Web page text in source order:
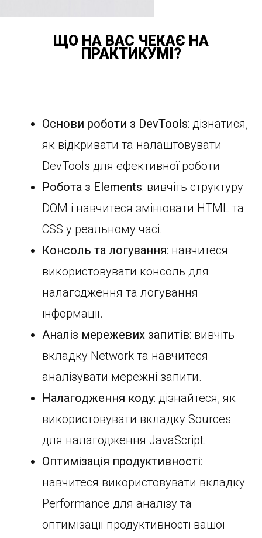
ЩО НА ВАС ЧЕКАЄ НА
ПРАКТИКУМІ?
Основи роботи з DevTools: дізнатися,
як відкривати та налаштовувати
DevTools для ефективної роботи
Робота з Elements: вивчіть структуру
DOM і навчитеся змінювати HTML та
CSS у реальному часі.
Консоль та логування: навчитеся
використовувати консоль для
налагодження та логування
інформації.
Аналіз мережевих запитів: вивчіть
вкладку Network та навчитеся
аналізувати мережні запити.
Налагодження коду: дізнайтеся, як
використовувати вкладку Sources
для налагодження JavaScript.
Оптимізація продуктивності:
навчитеся використовувати вкладку
Performance для аналізу та
оптимізації продуктивності вашої